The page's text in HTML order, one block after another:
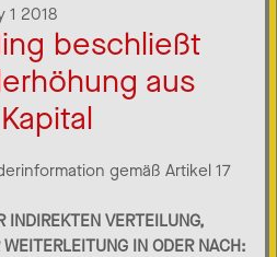
1 2018
beschließt
aus
gemäß Artikel 17
INDIREKTEN VERTEILUNG,
IN ODER NACH: